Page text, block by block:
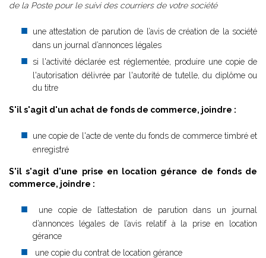
de la Poste pour le suivi des courriers de votre société
une attestation de parution de l’avis de création de la société
dans un journal d’annonces légales
si l'activité déclarée est réglementée, produire une copie de
l'autorisation délivrée par l'autorité de tutelle, du diplôme ou
du titre
S'il s'agit d'un achat de fonds de commerce, joindre :
une copie de l'acte de vente du fonds de commerce timbré et
enregistré
S'il s'agit d'une prise en location gérance de fonds de
commerce, joindre :
une copie de l’attestation de parution dans un journal
d’annonces légales de l’avis relatif à la prise en location
gérance
une copie du contrat de location gérance